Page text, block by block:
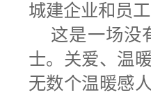
城建企业和员
这是一场没
士。关爱、温
无数个温暖感